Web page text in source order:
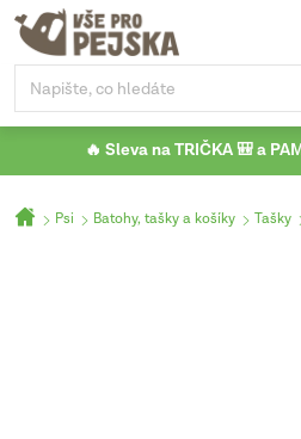
Přejít
obsah
🔥 Sleva na TRIČKA 🎒 a
Domů
Psi Batohy, tašky a košíky Tašky